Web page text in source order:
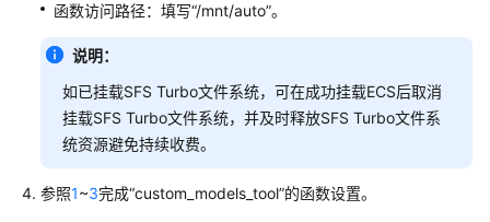
ComfyUI/ComfyUI+FLUX
操
作
流
程
部
函数访问路径：填写“/mnt/auto”。
说明：
如已挂载SFS Turbo文件系统，可在成功挂载ECS后取消
挂载SFS Turbo文件系统，并及时释放SFS Turbo文件系
统资源避免持续收费。
参照1~3完成“custom_models_tool”的函数设置。